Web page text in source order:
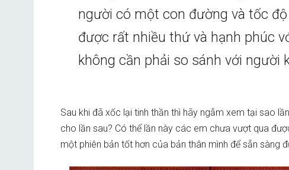
người có một con đường và tốc
được rất nhiều thứ và hạnh phúc
không cần phải so sánh với người
Sau khi đã xốc lại tinh thần thì hãy ngẫm xem tại sao
cho lần sau? Có thể lần này các em chưa vượt qua
một phiên bản tốt hơn của bản thân mình để sẵn sàng